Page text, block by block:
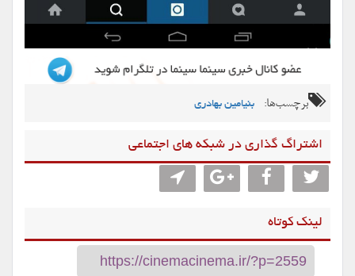
برچسب‌ها: بنیامین بهادری
اشتراگ گذاری در شبکه های اجتماعی
لینک کوتاه